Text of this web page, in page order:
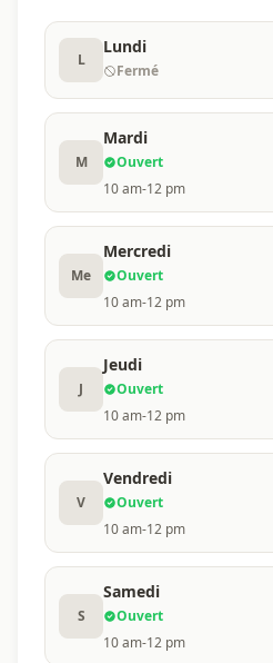
L
Lundi
Fermé
M
Mardi
Ouvert
10 am-12 pm
Me
Mercredi
Ouvert
10 am-12 pm
J
Jeudi
Ouvert
10 am-12 pm
V
Vendredi
Ouvert
10 am-12 pm
S
Samedi
Ouvert
10 am-12 pm